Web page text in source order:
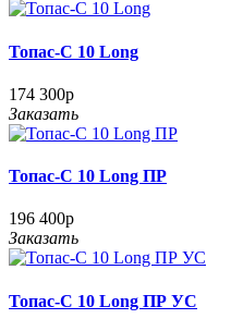
Топас-С 10 Long
174 300р
Заказать
Топас-С 10 Long ПР
196 400р
Заказать
Топас-С 10 Long ПР УС